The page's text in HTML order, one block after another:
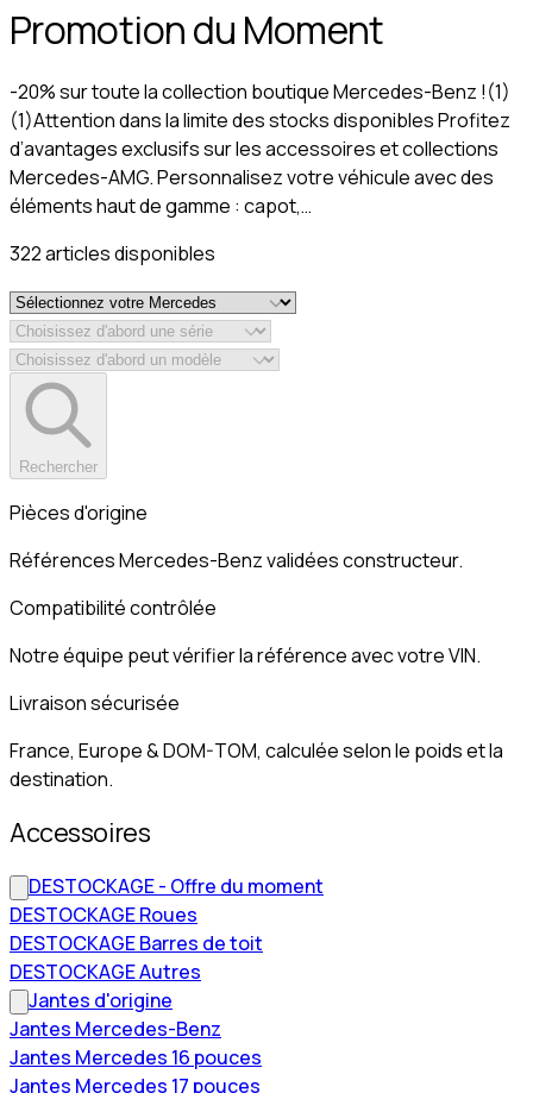
Promotion du Moment
-20% sur toute la collection boutique Mercedes-Benz !(1)
(1)Attention dans la limite des stocks disponibles Profitez
d’avantages exclusifs sur les accessoires et collections
Mercedes-AMG. Personnalisez votre véhicule avec des
éléments haut de gamme : capot,…
322articlesdisponibles
Rechercher
Pièces d'origine
Références Mercedes-Benz validées constructeur.
Compatibilité contrôlée
Notre équipe peut vérifier la référence avec votre VIN.
Livraison sécurisée
France, Europe & DOM-TOM, calculée selon le poids et la
destination.
Accessoires
DESTOCKAGE - Offre du moment
DESTOCKAGE Roues
DESTOCKAGE Barres de toit
DESTOCKAGE Autres
Jantes d'origine
Jantes Mercedes-Benz
Jantes Mercedes 16 pouces
Jantes Mercedes 17 pouces